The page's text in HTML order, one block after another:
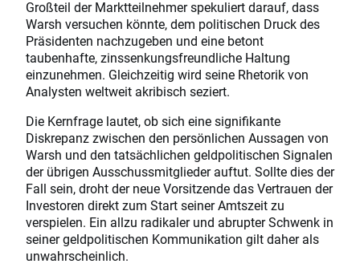
Großteil der Marktteilnehmer spekuliert darauf, dass
Warsh versuchen könnte, dem politischen Druck des
Präsidenten nachzugeben und eine betont
taubenhafte, zinssenkungsfreundliche Haltung
einzunehmen. Gleichzeitig wird seine Rhetorik von
Analysten weltweit akribisch seziert.
Die Kernfrage lautet, ob sich eine signifikante
Diskrepanz zwischen den persönlichen Aussagen von
Warsh und den tatsächlichen geldpolitischen Signalen
der übrigen Ausschussmitglieder auftut. Sollte dies der
Fall sein, droht der neue Vorsitzende das Vertrauen der
Investoren direkt zum Start seiner Amtszeit zu
verspielen. Ein allzu radikaler und abrupter Schwenk in
seiner geldpolitischen Kommunikation gilt daher als
unwahrscheinlich.